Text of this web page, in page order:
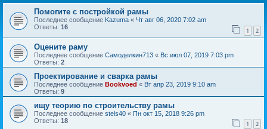
Помогите с постройкой рамы
Последнее сообщение Kazuma « Чт авг 06, 2020 7:02 am
Ответы: 16 1 2
Оцените раму
Последнее сообщение Самоделкин713 « Вс июл 07, 2019 7:03 pm
Ответы: 2
Проектирование и сварка рамы
Последнее сообщение Bookvoed « Вт апр 23, 2019 9:10 am
Ответы: 9
ищу теорию по строительству рамы
Последнее сообщение stels40 « Пн окт 15, 2018 9:26 pm
Ответы: 18 1 2